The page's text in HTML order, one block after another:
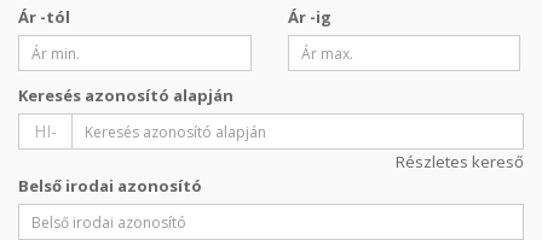
Ár -tól Ár -ig
Keresés azonosító alapján
HI-
Részletes kereső
Belső irodai azonosító